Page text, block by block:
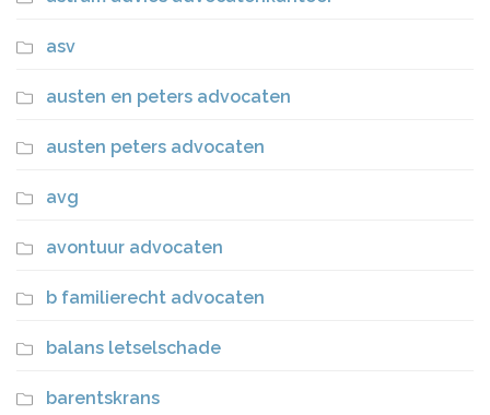
asv
austen en peters advocaten
austen peters advocaten
avg
avontuur advocaten
b familierecht advocaten
balans letselschade
barentskrans